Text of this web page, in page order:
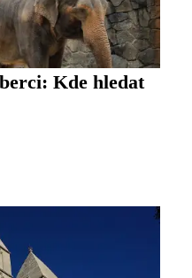
Kde hledat